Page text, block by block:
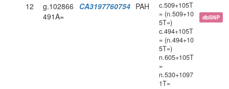
12
g.102866
491A=
CA3197760754 PAH
c.509+105T
= (n.509+10
5T=)
c.494+105T
= (n.494+10
5T=)
n.605+105T
=
n.530+1097
1T=
dbSNP